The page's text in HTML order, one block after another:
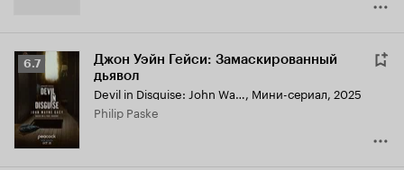
Рейтинг
Кинопоиска
6.7
6.7
Джон Уэйн Гейси: Замаскированный
дьявол
Devil in Disguise: John Wayne Gacy, Мини-сериал, 2025
Philip Paske